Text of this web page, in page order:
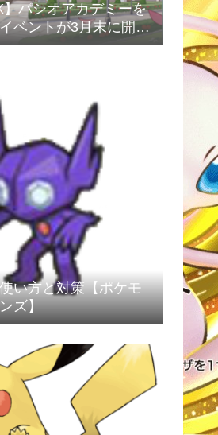
パシオアカデミーを
ベントが3月末に開催
い方と対策【ポケモ
ズ】